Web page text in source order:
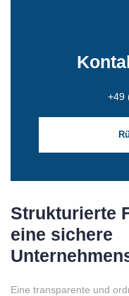
+49
Strukturierte
eine sichere
Eine transparente und